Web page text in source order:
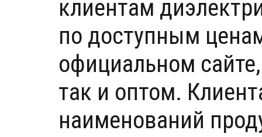
клиентам
по доступным
официальном
так и оптом.
наименований